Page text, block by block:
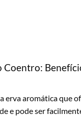
Coentro:
erva aromática que
e pode ser